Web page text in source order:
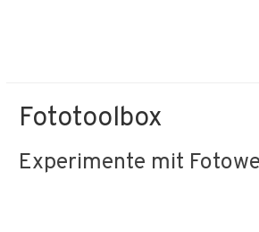
Fototoolbox
Experimente mit